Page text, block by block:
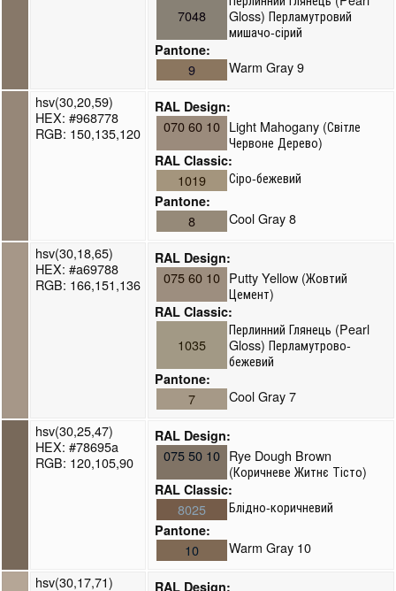
7048
Gloss) Перламутровий
мишачо-сірий
Pantone:
9
Warm Gray 9
hsv(30,20,59)
HEX: #968778
RGB: 150,135,120
RAL Design:
070 60 10 Light Mahogany (Світле
Червоне Дерево)
RAL Classic:
1019 Сіро-бежевий
Pantone:
8
Cool Gray 8
hsv(30,18,65)
HEX: #a69788
RGB: 166,151,136
RAL Design:
075 60 10 Putty Yellow (Жовтий
Цемент)
RAL Classic:
1035
Перлинний Глянець (Pearl
Gloss) Перламутрово-
бежевий
Pantone:
7
Cool Gray 7
hsv(30,25,47)
HEX: #78695a
RGB: 120,105,90
RAL Design:
075 50 10 Rye Dough Brown
(Коричневе Житнє Тісто)
RAL Classic:
8025 Блідно-коричневий
Pantone:
10
Warm Gray 10
hsv(30,17,71)
RAL Design: